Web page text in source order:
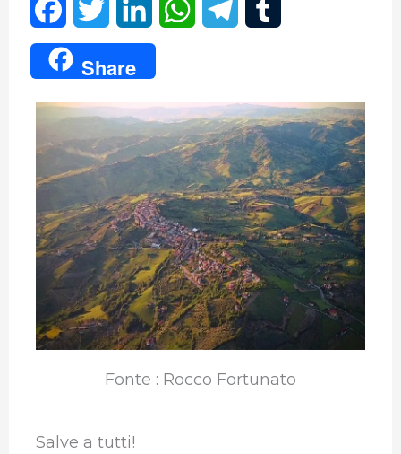
a
c
e
b
o
k
w
i
t
t
r
i
n
k
e
d
I
n
W
t
s
A
p
p
e
r
a
m
b
r
Share
Fonte : Rocco Fortunato
Salve a tutti!